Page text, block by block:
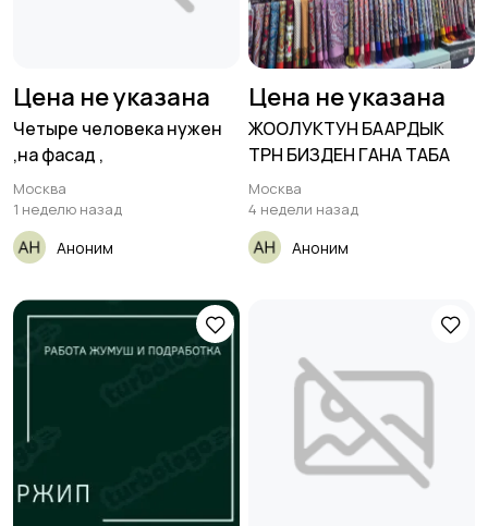
Цена не указана
Четыре человека нужен
,на фасад ,
Москва
1 неделю назад
Аноним
Цена не указана
ЖООЛУКТУН БААРДЫК
ТҮРҮН БИЗДЕН ГАНА ТАБА
Москва
4 недели назад
Аноним